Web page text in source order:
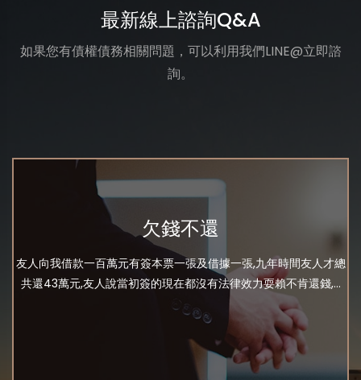
最新線上諮詢Q&A
如果您有債權債務相關問題，可以利用我們LINE@立即諮
詢。
欠錢不還
友人向我借款一百萬元有簽本票一張及借據一張,九年時間友人才總
共還43萬元,友人說當初簽的現在都沒有法律效力耍賴不肯還錢,...